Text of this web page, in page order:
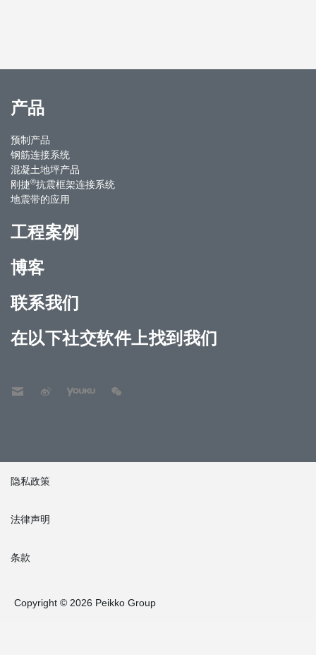
产品
预制产品
钢筋连接系统
混凝土地坪产品
刚捷®抗震框架连接系统
地震带的应用
工程案例
博客
联系我们
在以下社交软件上找到我们
隐私政策
法律声明
条款
Copyright © 2026 Peikko Group